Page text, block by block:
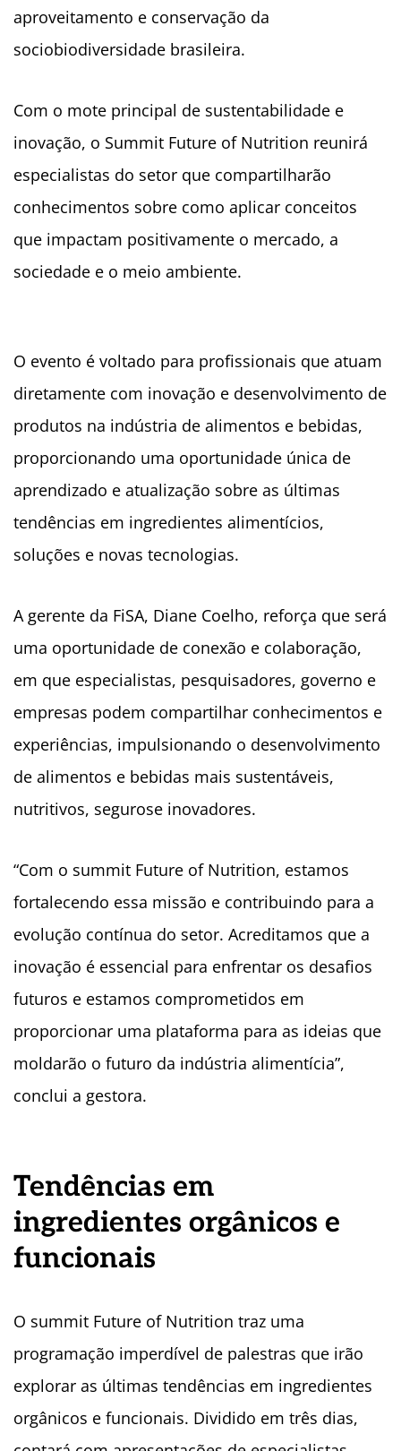
aproveitamento e conservação da
sociobiodiversidade brasileira.
Com o mote principal de sustentabilidade e
inovação, o Summit Future of Nutrition reunirá
especialistas do setor que compartilharão
conhecimentos sobre como aplicar conceitos
que impactam positivamente o mercado, a
sociedade e o meio ambiente.
O evento é voltado para profissionais que atuam
diretamente com inovação e desenvolvimento de
produtos na indústria de alimentos e bebidas,
proporcionando uma oportunidade única de
aprendizado e atualização sobre as últimas
tendências em ingredientes alimentícios,
soluções e novas tecnologias.
A gerente da FiSA, Diane Coelho, reforça que será
uma oportunidade de conexão e colaboração,
em que especialistas, pesquisadores, governo e
empresas podem compartilhar conhecimentos e
experiências, impulsionando o desenvolvimento
de alimentos e bebidas mais sustentáveis,
nutritivos, segurose inovadores.
“Com o summit Future of Nutrition, estamos
fortalecendo essa missão e contribuindo para a
evolução contínua do setor. Acreditamos que a
inovação é essencial para enfrentar os desafios
futuros e estamos comprometidos em
proporcionar uma plataforma para as ideias que
moldarão o futuro da indústria alimentícia”,
conclui a gestora.
Tendências em
ingredientes orgânicos e
funcionais
O summit Future of Nutrition traz uma
programação imperdível de palestras que irão
explorar as últimas tendências em ingredientes
orgânicos e funcionais. Dividido em três dias,